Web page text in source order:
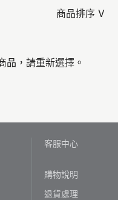
商品排序
品，請重新選擇。
客服中心
購物說明
退貨處理